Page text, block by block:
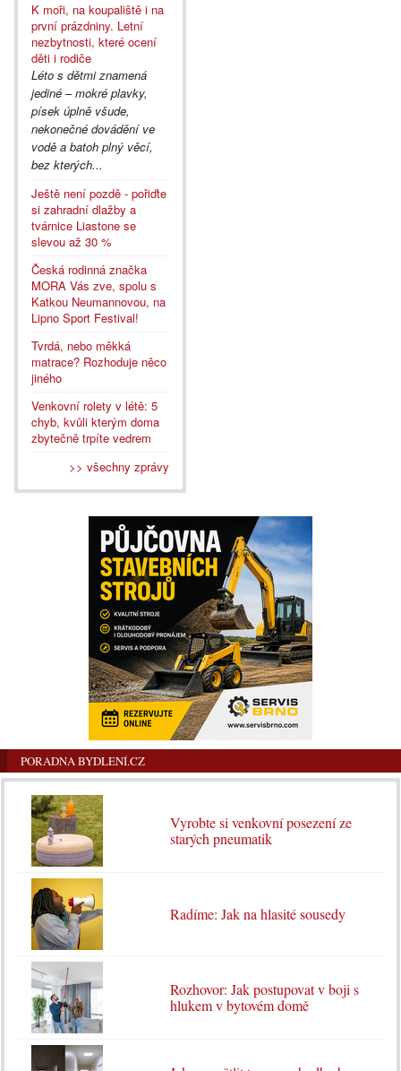
K moři, na koupaliště i na
první prázdniny. Letní
nezbytnosti, které ocení
děti i rodiče
Léto s dětmi znamená
jediné – mokré plavky,
písek úplně všude,
nekonečné dovádění ve
vodě a batoh plný věcí,
bez kterých...
Ještě není pozdě - pořiďte
si zahradní dlažby a
tvárnice Liastone se
slevou až 30 %
Česká rodinná značka
MORA Vás zve, spolu s
Katkou Neumannovou, na
Lipno Sport Festival!
Tvrdá, nebo měkká
matrace? Rozhoduje něco
jiného
Venkovní rolety v létě: 5
chyb, kvůli kterým doma
zbytečně trpíte vedrem
>> všechny zprávy
PORADNA BYDLENÍ.CZ
Vyrobte si venkovní posezení ze
starých pneumatik
Radíme: Jak na hlasité sousedy
Rozhovor: Jak postupovat v boji s
hlukem v bytovém domě